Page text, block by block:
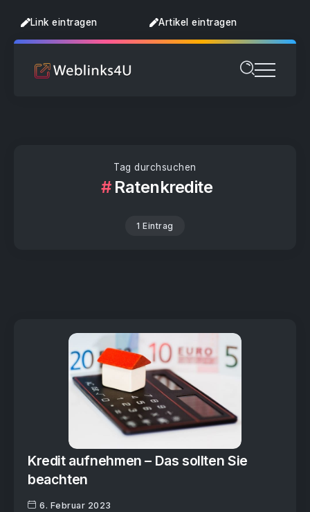
Link eintragen Artikel eintragen
Tag durchsuchen
Ratenkredite
1 Eintrag
Kredit aufnehmen – Das sollten Sie
beachten
6. Februar 2023